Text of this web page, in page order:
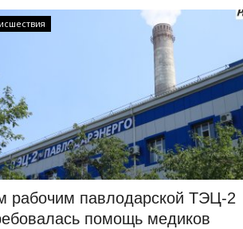
рабочим павлодарской ТЭЦ-2
помощь медиков